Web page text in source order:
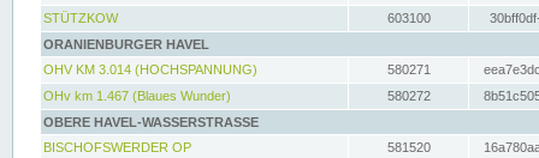
STÜTZKOW
603100
ORANIENBURGER HAVEL
OHV KM 3.014 (HOCHSPANNUNG)
580271
OHv km 1.467 (Blaues Wunder)
580272
OBERE HAVEL-WASSERSTRASSE
BISCHOFSWERDER OP
581520